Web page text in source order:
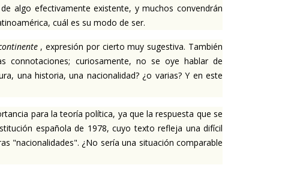
algo efectivamente existente, y muchos convendrán
cuál es su modo de ser.
, expresión por cierto muy sugestiva. También
connotaciones; curiosamente, no se oye hablar de
una historia, una nacionalidad? ¿o varias?Y en este
para la teoría política, ya que la respuesta que se
española de 1978, cuyo texto refleja una difícil
"nacionalidades". ¿No sería una situación comparable